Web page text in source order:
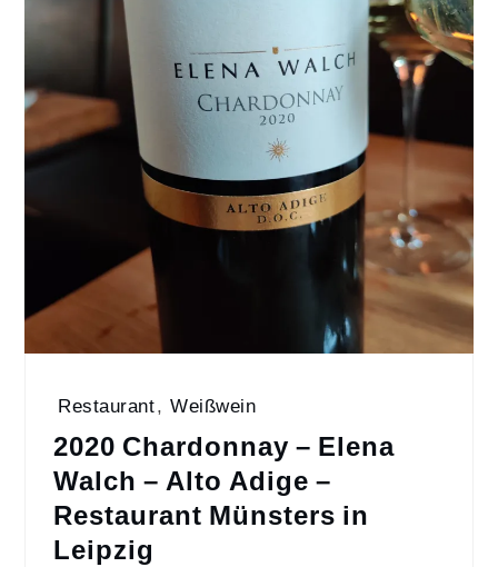
Restaurant, Weißwein
2020 Chardonnay – Elena
Walch – Alto Adige –
Restaurant Münsters in
Leipzig